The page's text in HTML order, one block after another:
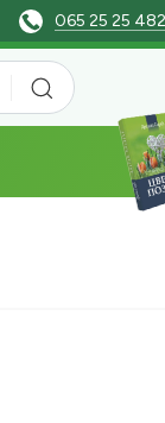
065 25 25 482